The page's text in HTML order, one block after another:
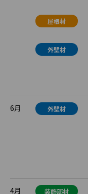
屋根材
外壁材
6月 外壁材
4月 装飾部材